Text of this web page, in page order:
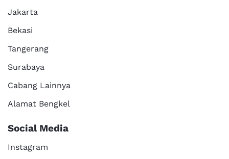
Jakarta
Bekasi
Tangerang
Surabaya
Cabang Lainnya
Alamat Bengkel
Social Media
Instagram